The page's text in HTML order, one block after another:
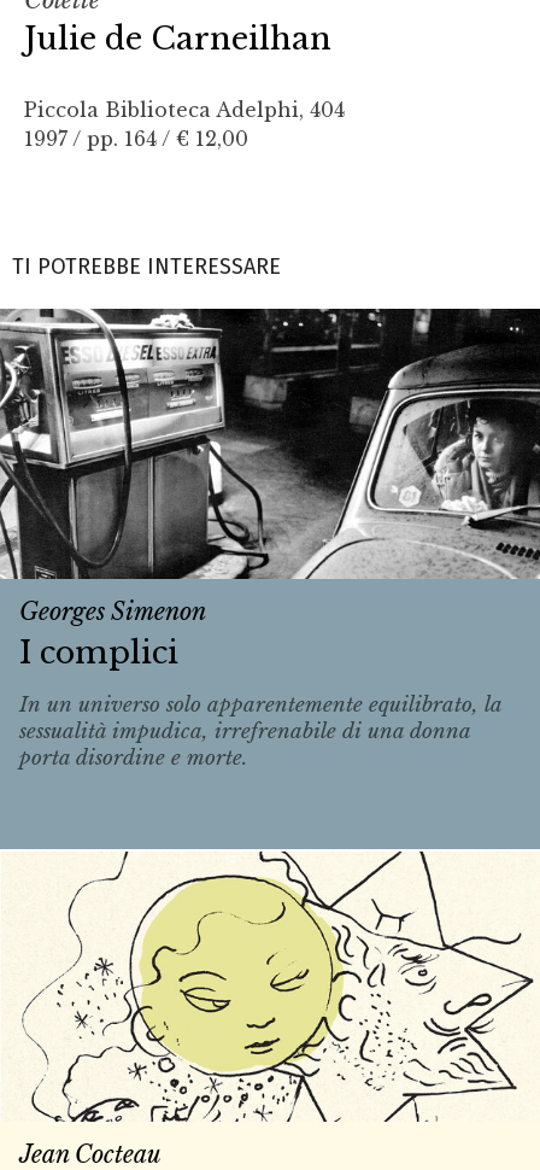
Julie de Carneilhan
Piccola Biblioteca Adelphi, 404
1997 / pp. 164 / € 12,00
TI POTREBBE INTERESSARE
Georges Simenon
I complici
In un universo solo apparentemente equilibrato, la
sessualità impudica, irrefrenabile di una donna
porta disordine e morte.
Jean Cocteau